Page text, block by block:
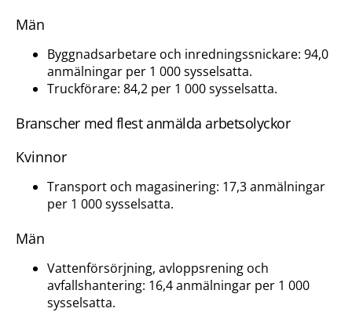
Män
Byggnadsarbetare och inredningssnickare: 94,0
anmälningar per 1 000 sysselsatta.
Truckförare: 84,2 per 1 000 sysselsatta.
Branscher med flest anmälda arbetsolyckor
Kvinnor
Transport och magasinering: 17,3 anmälningar
per 1 000 sysselsatta.
Män
Vattenförsörjning, avloppsrening och
avfallshantering: 16,4 anmälningar per 1 000
sysselsatta.